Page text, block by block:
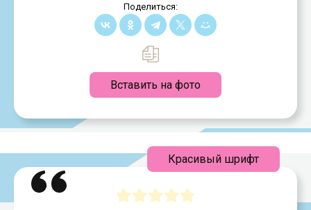
Поделиться:
Вставить на фото
Красивый шрифт